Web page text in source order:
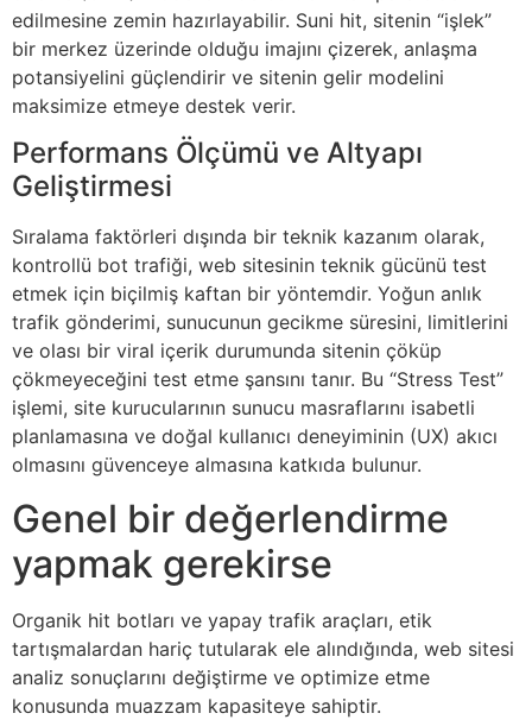
edilmesine zemin hazırlayabilir. Suni hit, sitenin “işlek”
bir merkez üzerinde olduğu imajını çizerek, anlaşma
potansiyelini güçlendirir ve sitenin gelir modelini
maksimize etmeye destek verir.
Performans Ölçümü ve Altyapı
Geliştirmesi
Sıralama faktörleri dışında bir teknik kazanım olarak,
kontrollü bot trafiği, web sitesinin teknik gücünü test
etmek için biçilmiş kaftan bir yöntemdir. Yoğun anlık
trafik gönderimi, sunucunun gecikme süresini, limitlerini
ve olası bir viral içerik durumunda sitenin çöküp
çökmeyeceğini test etme şansını tanır. Bu “Stress Test”
işlemi, site kurucularının sunucu masraflarını isabetli
planlamasına ve doğal kullanıcı deneyiminin (UX) akıcı
olmasını güvenceye almasına katkıda bulunur.
Genel bir değerlendirme
yapmak gerekirse
Organik hit botları ve yapay trafik araçları, etik
tartışmalardan hariç tutularak ele alındığında, web sitesi
analiz sonuçlarını değiştirme ve optimize etme
konusunda muazzam kapasiteye sahiptir.